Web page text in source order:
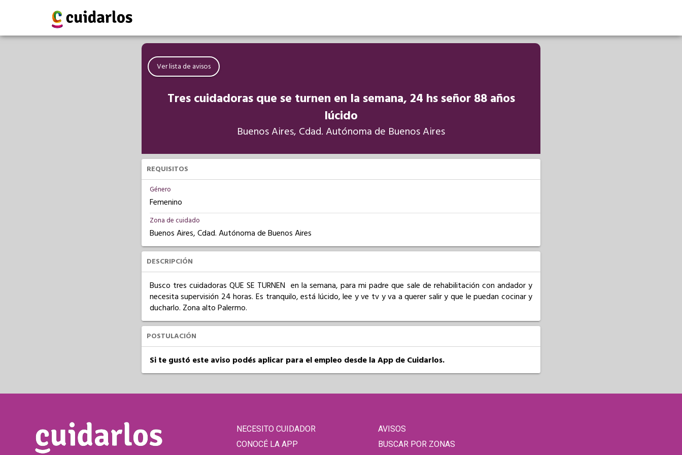
Ver lista de avisos
Tres cuidadoras que se turnen en la semana, 24 hs señor 88 años
lúcido
Buenos Aires, Cdad. Autónoma de Buenos Aires
REQUISITOS
Género
Femenino
Zona de cuidado
Buenos Aires, Cdad. Autónoma de Buenos Aires
DESCRIPCIÓN
Busco tres cuidadoras QUE SE TURNEN  en la semana, para mi padre que sale de rehabilitación con andador y
necesita supervisión 24 horas. Es tranquilo, está lúcido, lee y ve tv y va a querer salir y que le puedan cocinar y
ducharlo. Zona alto Palermo.
POSTULACIÓN
Si te gustó este aviso podés aplicar para el empleo desde la App de Cuidarlos.
NECESITO CUIDADOR
CONOCÉ LA APP
AVISOS
BUSCAR POR ZONAS